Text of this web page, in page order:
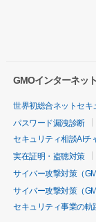
GMOインターネッ
世界初総合ネットセキ
パスワード漏洩診断
セキュリティ相談AIチ
実在証明・盗聴対策
サイバー攻撃対策（
サイバー攻撃対策（
セキュリティ事業の軌